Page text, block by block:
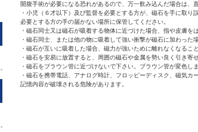
開腹手術が必要になる恐れがあるので、万一飲み込んだ場合は、
・小児（６才以下）及び監督を必要とする方が、磁石を手に取り
必要とする方の手の届かない場所に保管してください。
・磁石同士又は磁石が吸着する物体に近づけた場合、指や皮膚を
・磁石同士、または他の物に吸着して強い衝撃が磁石に加わった
・磁石が互いに吸着した場合、磁力が強いために離れなくなるこ
・磁石を安易に放置すると、周囲の磁石や金属を勢い良く引き寄
・磁石をブラウン管に近づけないで下さい。ブラウン管が変色しま
・磁石を携帯電話、アナログ時計、フロッピーディスク、磁気カ
記憶内容が破壊される危険があります。